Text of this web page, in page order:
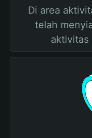
Di area
telah
aktivitas